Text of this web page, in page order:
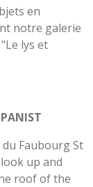
en
notre galerie
lys et
du Faubourg St
up and
roof of the